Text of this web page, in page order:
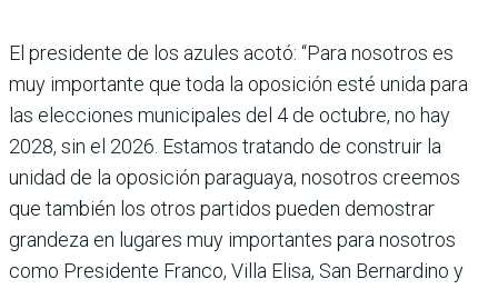
El presidente de los azules acotó: “Para nosotros es
muy importante que toda la oposición esté unida para
las elecciones municipales del 4 de octubre, no hay
2028, sin el 2026. Estamos tratando de construir la
unidad de la oposición paraguaya, nosotros creemos
que también los otros partidos pueden demostrar
grandeza en lugares muy importantes para nosotros
como Presidente Franco, Villa Elisa, San Bernardino y